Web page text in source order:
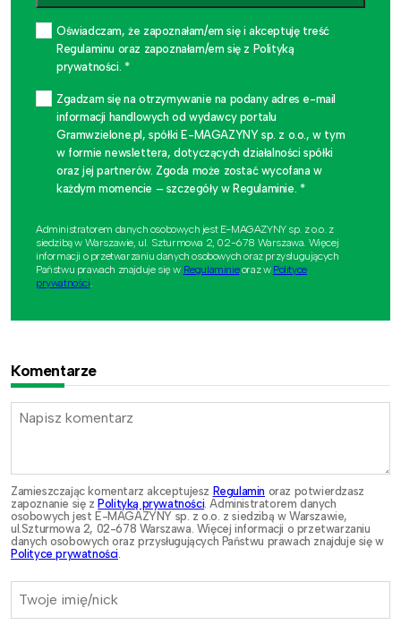
Oświadczam, że zapoznałam/em się i akceptuję treść
Regulaminu oraz zapoznałam/em się z Polityką
prywatności. *
Zgadzam się na otrzymywanie na podany adres e-mail
informacji handlowych od wydawcy portalu
Gramwzielone.pl, spółki E-MAGAZYNY sp. z o.o., w tym
w formie newslettera, dotyczących działalności spółki
oraz jej partnerów. Zgoda może zostać wycofana w
każdym momencie – szczegóły w Regulaminie. *
Administratorem danych osobowych jest E-MAGAZYNY sp. z o.o. z
siedzibą w Warszawie, ul. Szturmowa 2, 02-678 Warszawa. Więcej
informacji o przetwarzaniu danych osobowych oraz przysługujących
Państwu prawach znajduje się w Regulaminieoraz w Polityce
prywatności
Komentarze
Zamieszczając komentarz akceptujesz Regulamin oraz potwierdzasz
zapoznanie się zPolityką prywatności . Administratorem danych
osobowych jest E-MAGAZYNY sp. z o.o. z siedzibą w Warszawie,
ul.Szturmowa 2, 02-678 Warszawa. Więcej informacji o przetwarzaniu
danych osobowych oraz przysługujących Państwu prawach znajduje się w
Polityce prywatności